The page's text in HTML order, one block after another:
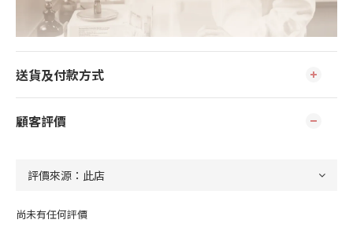
送貨及付款方式
顧客評價
尚未有任何評價